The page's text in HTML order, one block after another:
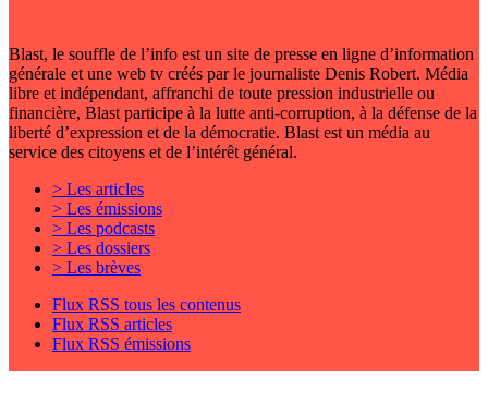
Blast, le souffle de l’info est un site de presse en ligne d’information
générale et une web tv créés par le journaliste Denis Robert. Média
libre et indépendant, affranchi de toute pression industrielle ou
financière, Blast participe à la lutte anti-corruption, à la défense de la
liberté d’expression et de la démocratie. Blast est un média au
service des citoyens et de l’intérêt général.
> Les articles
> Les émissions
> Les podcasts
> Les dossiers
> Les brèves
Flux RSS tous les contenus
Flux RSS articles
Flux RSS émissions